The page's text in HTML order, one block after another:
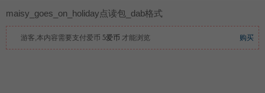
maisy_goes_on_holiday点读包_dab格式
购买
游客,本内容需要支付爱币 5爱币 才能浏览